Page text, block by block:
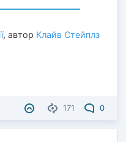
, автор Клайв Стейплз
171 0